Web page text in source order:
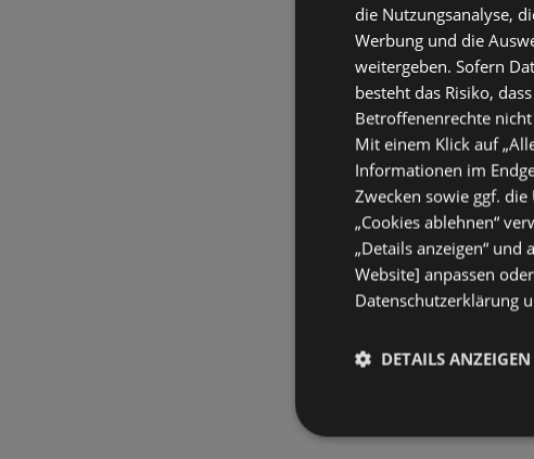
die Nutzungsanalyse,
Werbung und die
weitergeben. Sofern
besteht das Risiko,
Betroffenenrechte
Mit einem Klick auf
Informationen im
Zwecken sowie ggf.
„Cookies ablehnen“
„Details anzeigen“
Website] anpassen
Datenschutzerklärung
DETAILS ANZEIGEN